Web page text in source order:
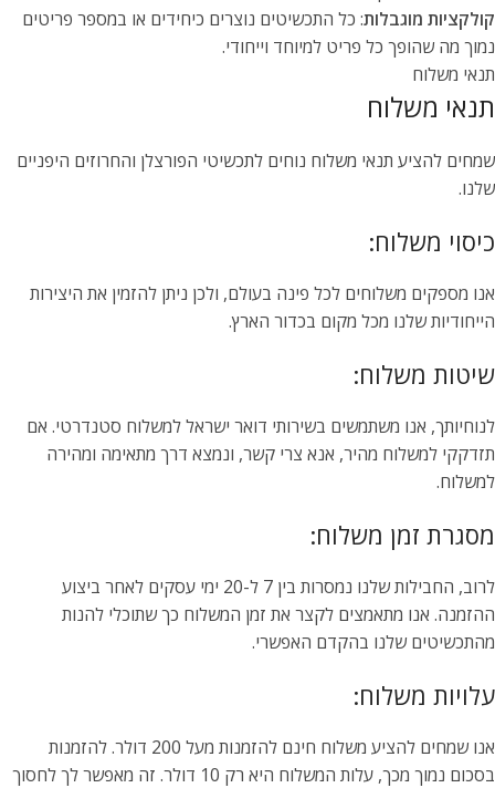
קולקציות מוגבלות: כל התכשיטים נוצרים כיחידים או במספר פריטים
נמוך מה שהופך כל פריט למיוחד וייחודי.
תנאי משלוח
תנאי משלוח
שמחים להציע תנאי משלוח נוחים לתכשיטי הפורצלן והחרוזים היפניים
שלנו.
כיסוי משלוח:
אנו מספקים משלוחים לכל פינה בעולם, ולכן ניתן להזמין את היצירות
הייחודיות שלנו מכל מקום בכדור הארץ.
שיטות משלוח:
לנוחיותך, אנו משתמשים בשירותי דואר ישראל למשלוח סטנדרטי. אם
תזדקקי למשלוח מהיר, אנא צרי קשר, ונמצא דרך מתאימה ומהירה
למשלוח.
מסגרת זמן משלוח:
לרוב, החבילות שלנו נמסרות בין 7 ל-20 ימי עסקים לאחר ביצוע
ההזמנה. אנו מתאמצים לקצר את זמן המשלוח כך שתוכלי להנות
מהתכשיטים שלנו בהקדם האפשרי.
עלויות משלוח:
אנו שמחים להציע משלוח חינם להזמנות מעל 200 דולר. להזמנות
בסכום נמוך מכך, עלות המשלוח היא רק 10 דולר. זה מאפשר לך לחסוך